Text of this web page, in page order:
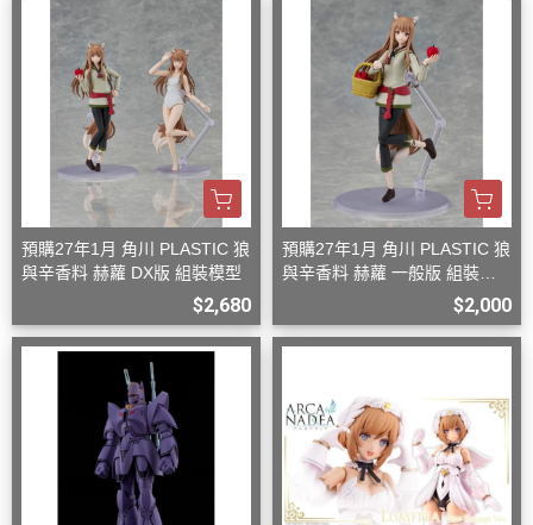
預購27年1月 角川 PLASTIC 狼
與辛香料 赫蘿 DX版 組裝模型
$2,680
預購27年1月 角川 PLASTIC 狼
與辛香料 赫蘿 一般版 組裝模
$2,000